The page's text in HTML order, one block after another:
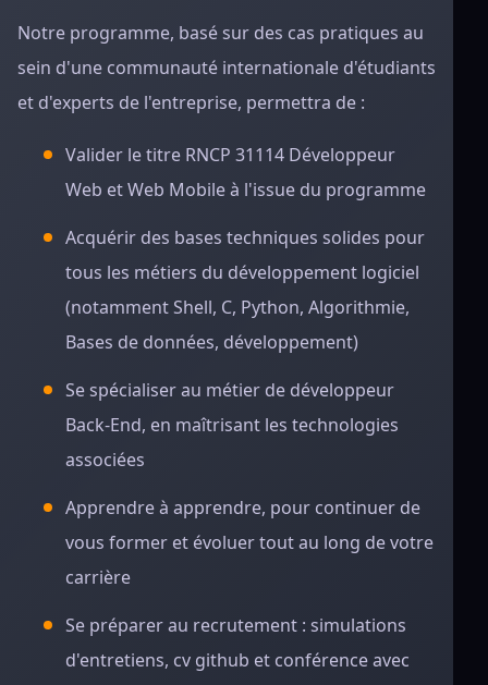
Notre programme, basé sur des cas pratiques au
sein d'une communauté internationale d'étudiants
et d'experts de l'entreprise, permettra de :
Valider le titre RNCP 31114 Développeur
Web et Web Mobile à l'issue du programme
Acquérir des bases techniques solides pour
tous les métiers du développement logiciel
(notamment Shell, C, Python, Algorithmie,
Bases de données, développement)
Se spécialiser au métier de développeur
Back-End, en maîtrisant les technologies
associées
Apprendre à apprendre, pour continuer de
vous former et évoluer tout au long de votre
carrière
Se préparer au recrutement : simulations
d'entretiens, cv github et conférence avec